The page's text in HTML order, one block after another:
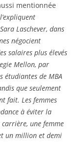
mentionnée
Laschever, dans
négocient
salaires plus élevés
Mellon, par
étudiantes de MBA
que seulement
fait. Les femmes
à éviter la
carrière, une femme
un million et demi